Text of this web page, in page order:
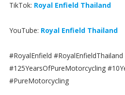
TikTok: Royal Enfield Thailand
YouTube: Royal Enfield Thailand
#RoyalEnfield
#125YearsOfPureMotorcycling
#PureMotorcycling